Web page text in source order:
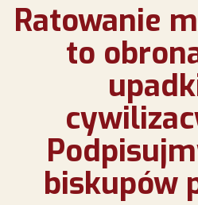
Ratowanie
to
biskupów